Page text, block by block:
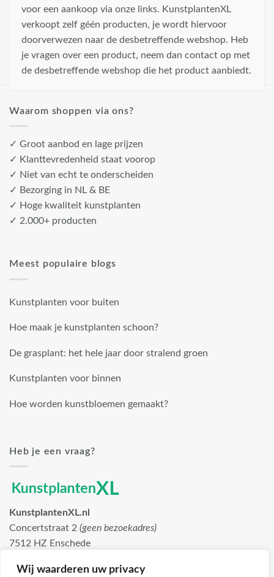
Wij waarderen uw privacy
voor een aankoop via onze links. KunstplantenXL
verkoopt zelf géén producten, je wordt hiervoor
doorverwezen naar de desbetreffende webshop. Heb
je vragen over een product, neem dan contact op met
de desbetreffende webshop die het product aanbiedt.
Waarom shoppen via ons?
✓ Groot aanbod en lage prijzen
✓ Klanttevredenheid staat voorop
✓ Niet van echt te onderscheiden
✓ Bezorging in NL & BE
✓ Hoge kwaliteit kunstplanten
✓ 2.000+ producten
Meest populaire blogs
Kunstplanten voor buiten
Hoe maak je kunstplanten schoon?
De grasplant: het hele jaar door stralend groen
Kunstplanten voor binnen
Hoe worden kunstbloemen gemaakt?
Heb je een vraag?
KunstplantenXL.nl
Concertstraat 2 (geen bezoekadres)
7512 HZ Enschede